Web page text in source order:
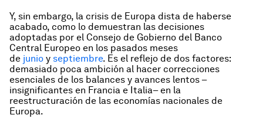
Y, sin embargo, la crisis de Europa dista de haberse
acabado, como lo demuestran las decisiones
adoptadas por el Consejo de Gobierno del Banco
Central Europeo en los pasados meses
de junio y septiembre. Es el reflejo de dos factores:
demasiado poca ambición al hacer correcciones
esenciales de los balances y avances lentos –
insignificantes en Francia e Italia– en la
reestructuración de las economías nacionales de
Europa.